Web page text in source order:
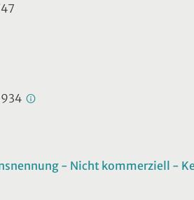
- Nicht kommerziell -